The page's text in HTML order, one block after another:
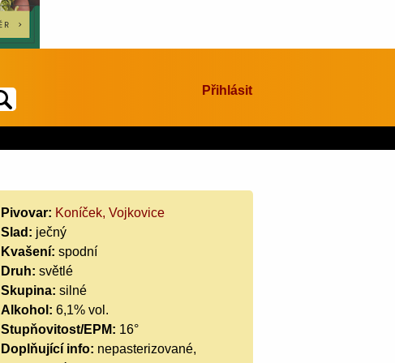
Přihlásit
Pivovar: Koníček, Vojkovice
Slad: ječný
Kvašení: spodní
Druh: světlé
Skupina: silné
Alkohol: 6,1% vol.
Stupňovitost/EPM: 16°
Doplňující info: nepasterizované,